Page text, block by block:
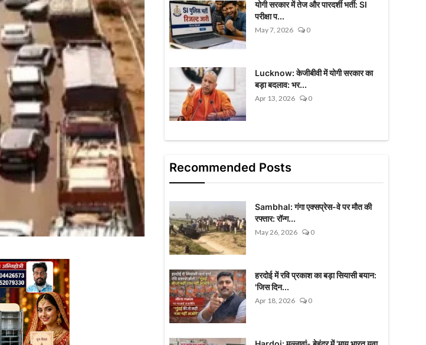
योगी सरकार में तेज और पारदर्शी भर्ती: SI
परीक्षा प...
May 7, 2026 0
Lucknow: केजीबीवी में योगी सरकार का
बड़ा बदलाव: भर...
Apr 13, 2026 0
Recommended Posts
Sambhal: गंगा एक्सप्रेस-वे पर मौत की
रफ्तार: रॉन्ग...
May 26, 2026 0
हरदोई में रवि प्रकाश का बड़ा सियासी बयान:
'जिस दिन...
Apr 18, 2026 0